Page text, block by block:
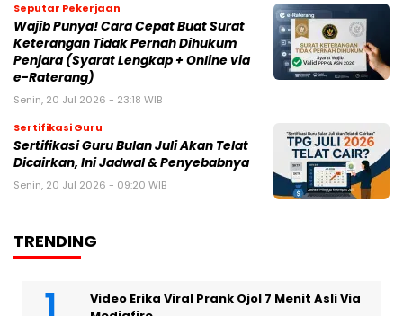
Seputar Pekerjaan
Wajib Punya! Cara Cepat Buat Surat
Keterangan Tidak Pernah Dihukum
Penjara (Syarat Lengkap + Online via
e-Raterang)
Senin, 20 Jul 2026 - 23:18 WIB
Sertifikasi Guru
Sertifikasi Guru Bulan Juli Akan Telat
Dicairkan, Ini Jadwal & Penyebabnya
Senin, 20 Jul 2026 - 09:20 WIB
TRENDING
Video Erika Viral Prank Ojol 7 Menit Asli Via